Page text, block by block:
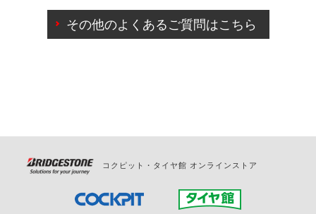
ご来店予約日の3営業日前を過ぎている場合のご予約
の日時変更につきましては、直接ご予約の店舗まで
その他のよくあるご質問はこちら
コクピット・タイヤ館 オンラインストア